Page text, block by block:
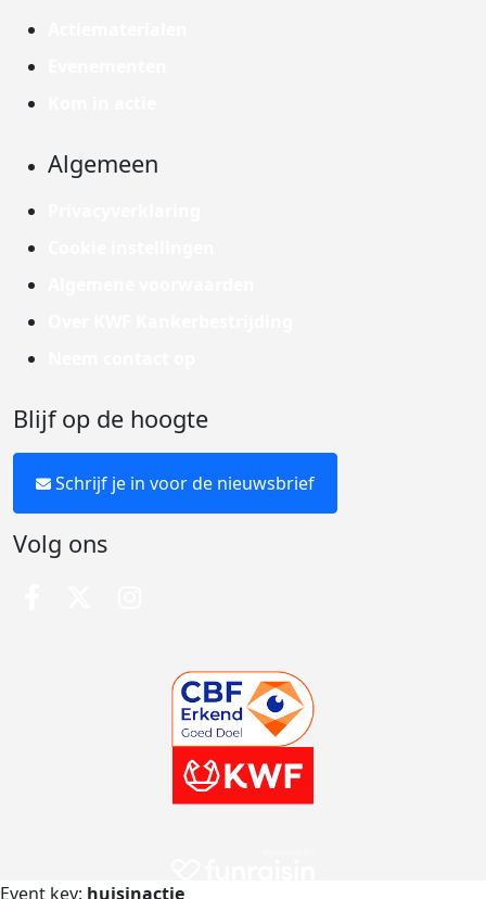
Algemeen
Blijf op de hoogte
Schrijf je in voor de nieuwsbrief
Volg ons
Event key: huisinactie